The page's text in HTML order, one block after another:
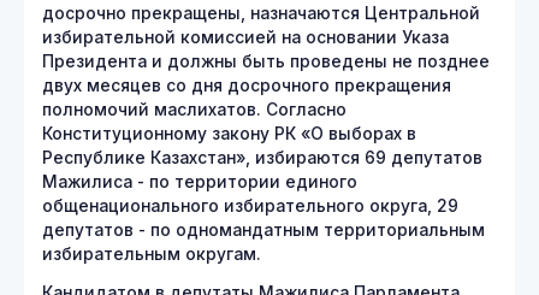
досрочно прекращены, назначаются Центральной
избирательной комиссией на основании Указа
Президента и должны быть проведены не позднее
двух месяцев со дня досрочного прекращения
полномочий маслихатов. Согласно
Конституционному закону РК «О выборах в
Республике Казахстан», избираются 69 депутатов
Мажилиса - по территории единого
общенационального избирательного округа, 29
депутатов - по одномандатным территориальным
избирательным округам.